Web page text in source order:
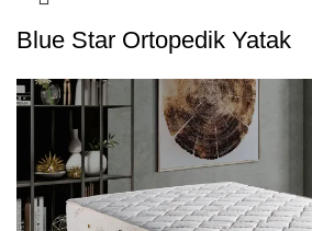
Blue Star Ortopedik Yatak